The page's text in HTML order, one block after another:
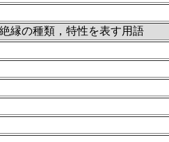
縁の種類，特性を表す用語